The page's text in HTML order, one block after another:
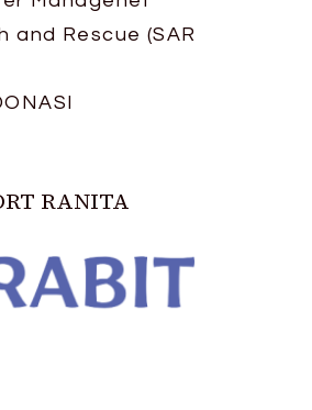
and Rescue (SAR
RANITA